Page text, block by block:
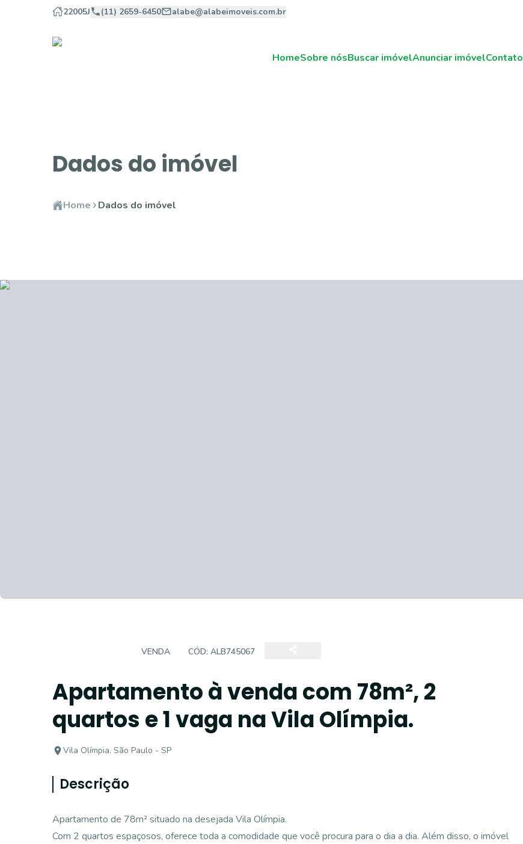
22005J (11) 2659-6450 alabe@alabeimoveis.com.br
HomeSobre nósBuscar imóvelAnunciar imóvelContato
Dados do imóvel
Home Dados do imóvel
VENDA CÓD: ALB745067
Apartamento à venda com 78m², 2
quartos e 1 vaga na Vila Olímpia.
Vila Olímpia, São Paulo - SP
Descrição
Apartamento de 78m² situado na desejada Vila Olímpia.
Com 2 quartos espaçosos, oferece toda a comodidade que você procura para o dia a dia. Além disso, o imóvel